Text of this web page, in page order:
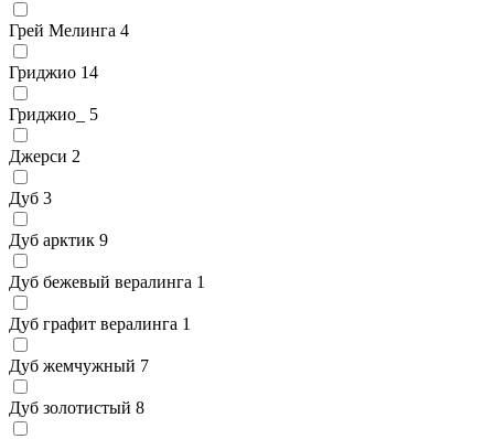
Грей Мелинга 4
Гриджио 14
Гриджио_ 5
Джерси 2
Дуб 3
Дуб арктик 9
Дуб бежевый вералинга 1
Дуб графит вералинга 1
Дуб жемчужный 7
Дуб золотистый 8